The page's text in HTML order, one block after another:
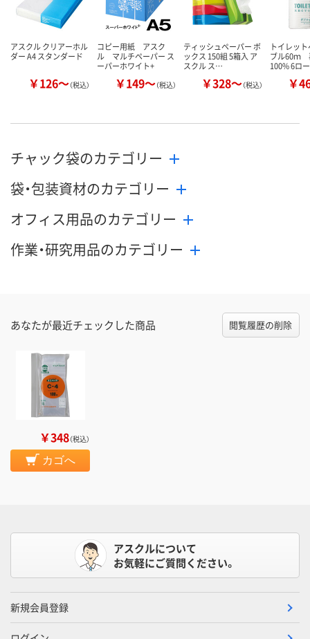
アスクル クリアーホル
ダー A4 スタンダード
￥126～（税込）
コピー用紙 アスク
ル マルチペーパー ス
ーパーホワイト+
￥149～（税込）
ティッシュペーパー ボ
ックス 150組 5箱入 ア
スクル ス…
￥328～（税込）
トイレッ
ブル60ｍ
100% 6ロ
￥
チャック袋のカテゴリー
袋・包装資材のカテゴリー
オフィス用品のカテゴリー
作業・研究用品のカテゴリー
あなたが最近チェックした商品 閲覧履歴の削除
￥348（税込）
カゴへ
アスクルについて
お気軽にご質問ください。
新規会員登録